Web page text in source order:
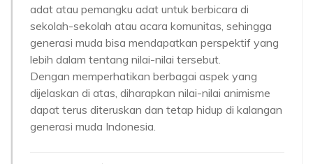
adat atau pemangku adat untuk berbicara di
sekolah-sekolah atau acara komunitas, sehingga
generasi muda bisa mendapatkan perspektif yang
lebih dalam tentang nilai-nilai tersebut.
Dengan memperhatikan berbagai aspek yang
dijelaskan di atas, diharapkan nilai-nilai animisme
dapat terus diteruskan dan tetap hidup di kalangan
generasi muda Indonesia.